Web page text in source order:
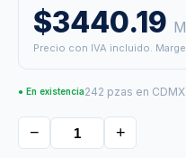
$3440.19
Precio con IVA incluido.
● En existencia242 pzas en
− +